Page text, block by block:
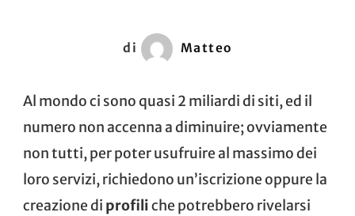
di Matteo
Al mondo ci sono quasi 2 miliardi di siti, ed il
numero non accenna a diminuire; ovviamente
non tutti, per poter usufruire al massimo dei
loro servizi, richiedono un’iscrizione oppure la
creazione di profiliche potrebbero rivelarsi